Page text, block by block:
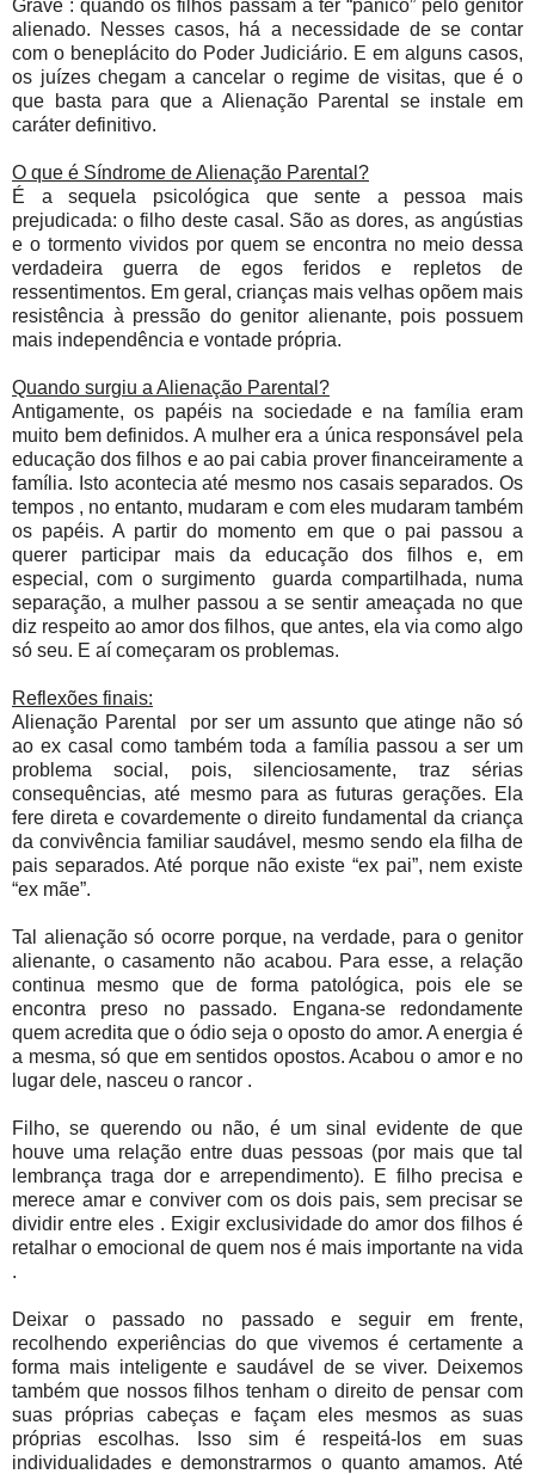
Grave : quando os filhos passam a ter “pânico” pelo genitor
alienado. Nesses casos, há a necessidade de se contar
com o beneplácito do Poder Judiciário. E em alguns casos,
os juízes chegam a cancelar o regime de visitas, que é o
que basta para que a Alienação Parental se instale em
caráter definitivo.
O que é Síndrome de Alienação Parental?
É a sequela psicológica que sente a pessoa mais
prejudicada: o filho deste casal. São as dores, as angústias
e o tormento vividos por quem se encontra no meio dessa
verdadeira guerra de egos feridos e repletos de
ressentimentos. Em geral, crianças mais velhas opõem mais
resistência à pressão do genitor alienante, pois possuem
mais independência e vontade própria.
Quando surgiu a Alienação Parental?
Antigamente, os papéis na sociedade e na família eram
muito bem definidos. A mulher era a única responsável pela
educação dos filhos e ao pai cabia prover financeiramente a
família. Isto acontecia até mesmo nos casais separados. Os
tempos , no entanto, mudaram e com eles mudaram também
os papéis. A partir do momento em que o pai passou a
querer participar mais da educação dos filhos e, em
especial, com o surgimento
guarda compartilhada, numa
separação, a mulher passou a se sentir ameaçada no que
diz respeito ao amor dos filhos, que antes, ela via como algo
só seu. E aí começaram os problemas.
Reflexões finais:
Alienação Parental
por ser um assunto que atinge não só
ao ex casal como também toda a família passou a ser um
problema social, pois, silenciosamente, traz sérias
consequências, até mesmo para as futuras gerações. Ela
fere direta e covardemente o direito fundamental da criança
da convivência familiar saudável, mesmo sendo ela filha de
pais separados. Até porque não existe “ex pai”, nem existe
“ex mãe”.
Tal alienação só ocorre porque, na verdade, para o genitor
alienante, o casamento não acabou. Para esse, a relação
continua mesmo que de forma patológica, pois ele se
encontra preso no passado. Engana-se redondamente
quem acredita que o ódio seja o oposto do amor. A energia é
a mesma, só que em sentidos opostos. Acabou o amor e no
lugar dele, nasceu o rancor .
Filho, se querendo ou não, é um sinal evidente de que
houve uma relação entre duas pessoas (por mais que tal
lembrança traga dor e arrependimento). E filho precisa e
merece amar e conviver com os dois pais, sem precisar se
dividir entre eles . Exigir exclusividade do amor dos filhos é
retalhar o emocional de quem nos é mais importante na vida
.
Deixar o passado no passado e seguir em frente,
recolhendo experiências do que vivemos é certamente a
forma mais inteligente e saudável de se viver. Deixemos
também que nossos filhos tenham o direito de pensar com
suas próprias cabeças e façam eles mesmos as suas
próprias escolhas. Isso sim é respeitá-los em suas
individualidades e demonstrarmos o quanto amamos. Até